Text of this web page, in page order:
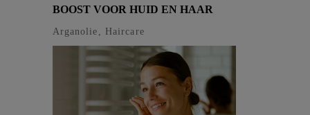
BOOST VOOR HUID EN HAAR
Arganolie, Haircare